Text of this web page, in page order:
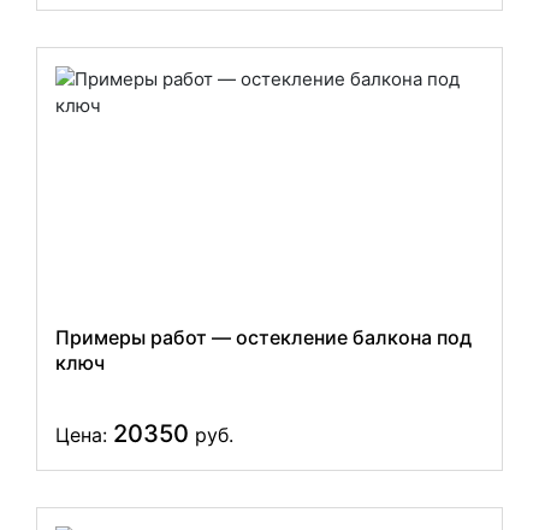
Примеры работ — остекление балкона под
ключ
Цена: 20350 руб.